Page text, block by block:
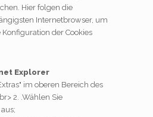
Hier folgen die
Internetbrowser, um
der Cookies
Explorer
im oberen Bereich des
2. .Wählen Sie